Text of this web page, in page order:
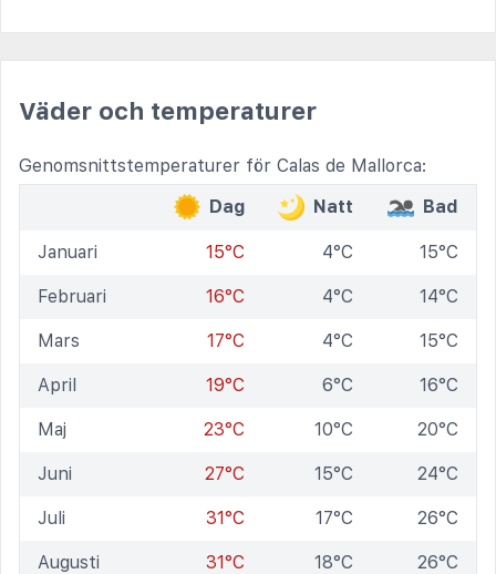
Väder och temperaturer
Genomsnittstemperaturer för Calas de Mallorca:
Dag
Natt Bad
Januari 15°C 4°C 15°C
Februari 16°C 4°C 14°C
Mars 17°C 4°C 15°C
April 19°C 6°C 16°C
Maj 23°C 10°C 20°C
Juni 27°C 15°C 24°C
Juli 31°C 17°C 26°C
Augusti 31°C 18°C 26°C